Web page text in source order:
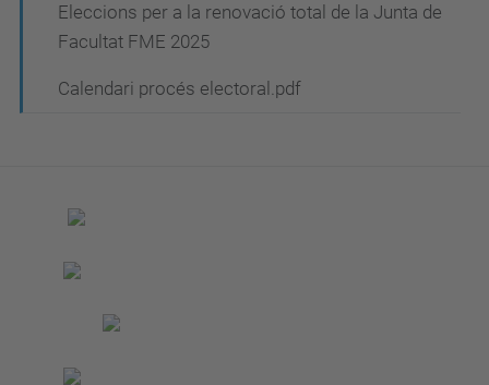
Eleccions per a la renovació total de la Junta de
Facultat FME 2025
Calendari procés electoral.pdf